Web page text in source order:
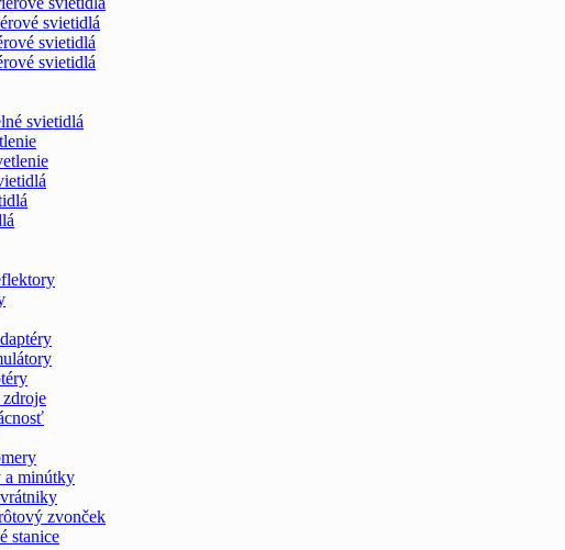
svietidlá
svietidlá
svietidlá
svietidlá
a minútky
zvonček
stanice